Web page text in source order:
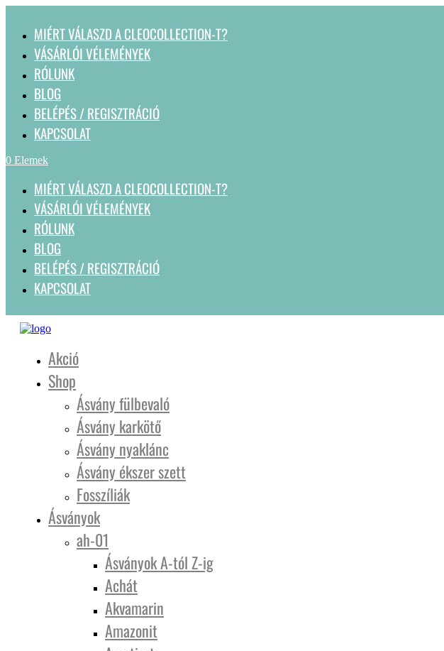
MIÉRT VÁLASZD A CLEOCOLLECTION-T?
VÁSÁRLÓI VÉLEMÉNYEK
RÓLUNK
BLOG
BELÉPÉS / REGISZTRÁCIÓ
KAPCSOLAT
0 Elemek
MIÉRT VÁLASZD A CLEOCOLLECTION-T?
VÁSÁRLÓI VÉLEMÉNYEK
RÓLUNK
BLOG
BELÉPÉS / REGISZTRÁCIÓ
KAPCSOLAT
Akció
Shop
Ásvány fülbevaló
Ásvány karkötő
Ásvány nyaklánc
Ásvány ékszer szett
Fosszíliák
Ásványok
ah-01
Ásványok A-tól Z-ig
Achát
Akvamarin
Amazonit